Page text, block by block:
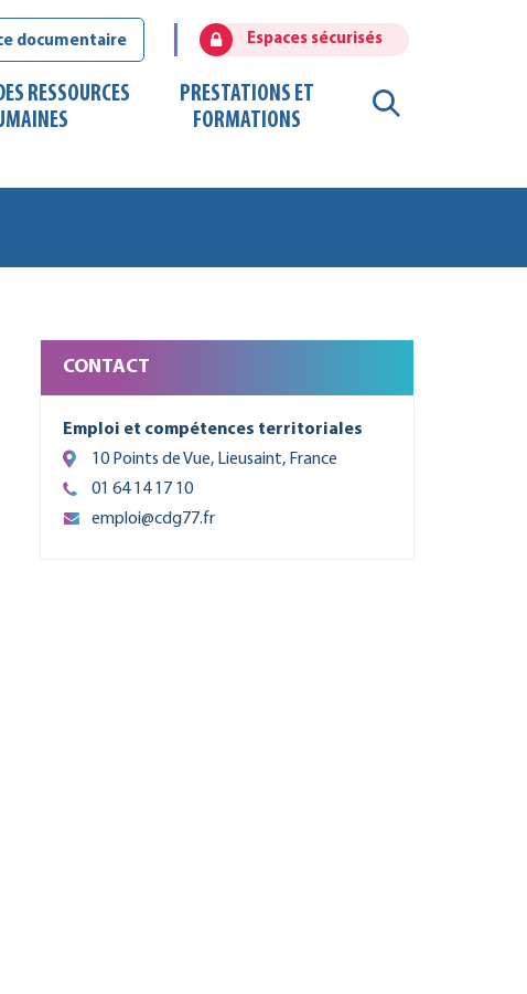
documentaire Espaces sécurisés
RESSOURCES
PRESTATIONS ET
FORMATIONS
CONTACT
Emploi et compétences territoriales
10 Points de Vue, Lieusaint, France
01 64 14 17 10
emploi@cdg77.fr